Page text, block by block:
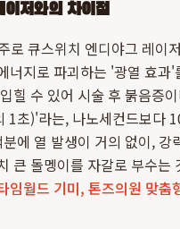
저와의 차이점
로 큐스위치 엔디야그 레
너지로 파괴하는 '광열 효
힐 수 있어 시술 후 붉음증
1초)'라는, 나노세컨드보다
에 열 발생이 거의 없이,
큰 돌멩이를 자갈로 부수
임월드 기미, 톤즈의원 맞